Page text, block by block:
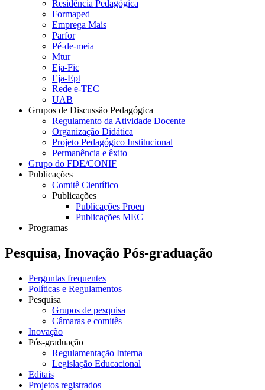
Residência Pedagógica
Formaped
Emprega Mais
Parfor
Pé-de-meia
Mtur
Eja-Fic
Eja-Ept
Rede e-TEC
UAB
Grupos de Discussão Pedagógica
Regulamento da Atividade Docente
Organização Didática
Projeto Pedagógico Institucional
Permanência e êxito
Grupo do FDE/CONIF
Publicações
Comitê Científico
Publicações
Publicações Proen
Publicações MEC
Programas
Pesquisa, Inovação Pós-graduação
Perguntas frequentes
Políticas e Regulamentos
Pesquisa
Grupos de pesquisa
Câmaras e comitês
Inovação
Pós-graduação
Regulamentação Interna
Legislação Educacional
Editais
Projetos registrados